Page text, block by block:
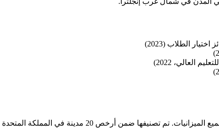
العالي، 2022)